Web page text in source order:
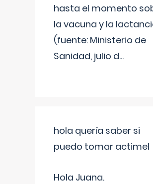
hasta el momento
la vacuna y la
(fuente: Ministerio de
Sanidad, julio d...
hola quería saber si
puedo tomar actimel
Hola Juana.